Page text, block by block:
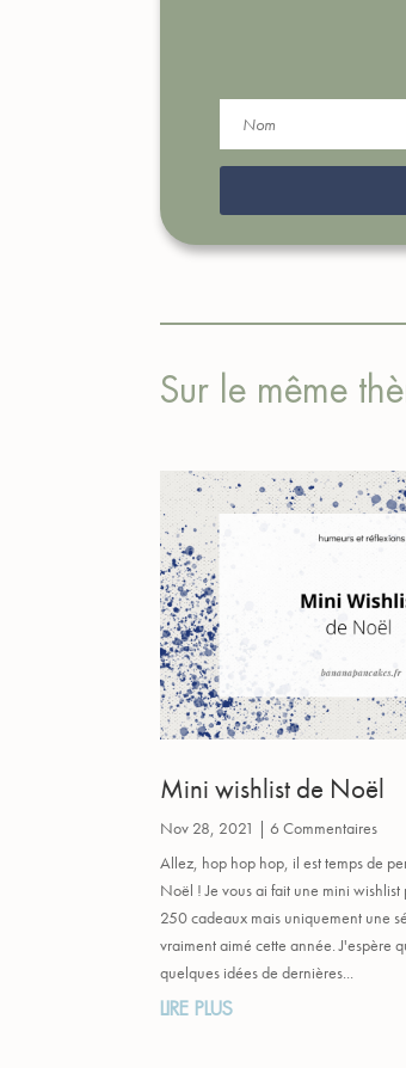
Sur le même
Mini wishlist de Noël
Nov 28, 2021 | 6 Commentaires
Allez, hop hop hop, il est temps de
Noël ! Je vous ai fait une mini
250 cadeaux mais uniquement une
vraiment aimé cette année. J'espère
quelques idées de dernières...
LIRE PLUS